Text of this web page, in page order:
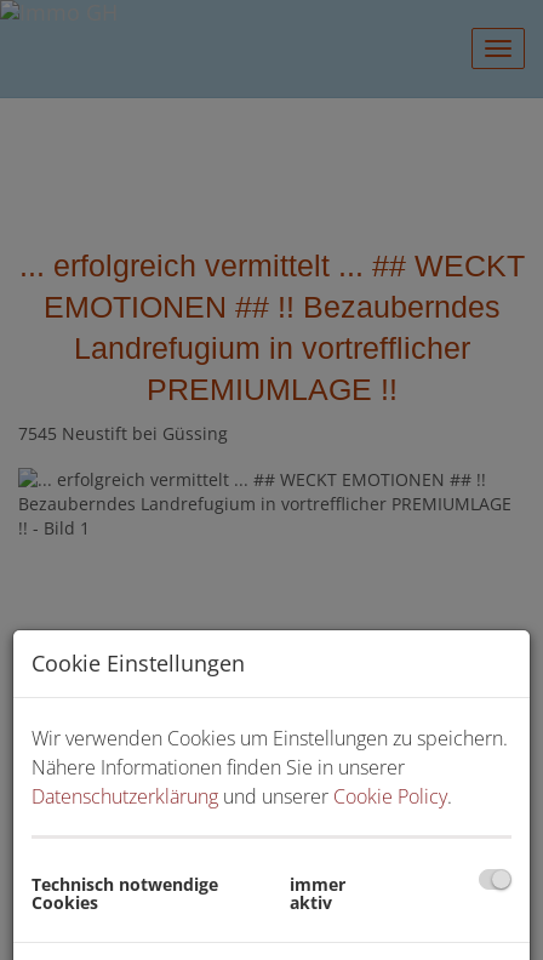
... erfolgreich vermittelt ... ## WECKT
EMOTIONEN ## !! Bezauberndes
Landrefugium in vortrefflicher
PREMIUMLAGE !!
7545 Neustift bei Güssing
Cookie Einstellungen
Wir verwenden Cookies um Einstellungen zu speichern.
Nähere Informationen finden Sie in unserer
Datenschutzerklärung und unserer Cookie Policy.
Technisch notwendige
Cookies
immer
aktiv